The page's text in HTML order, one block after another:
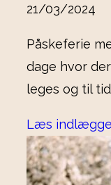
21/03/2024
Påskeferie
dage hvor
leges og til
Læs